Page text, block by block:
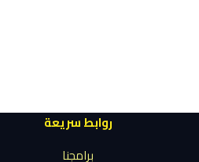
روابط سريعة
برامجنا